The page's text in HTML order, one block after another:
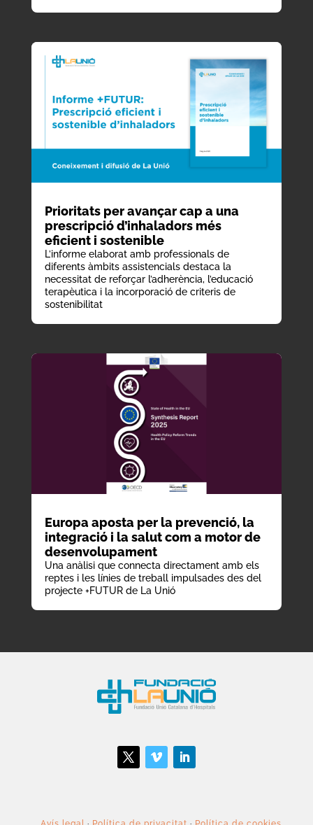
Prioritats per avançar cap a una
prescripció d’inhaladors més
eficient i sostenible
L’informe elaborat amb professionals de
diferents àmbits assistencials destaca la
necessitat de reforçar l’adherència, l’educació
terapèutica i la incorporació de criteris de
sostenibilitat
Europa aposta per la prevenció, la
integració i la salut com a motor de
desenvolupament
Una anàlisi que connecta directament amb els
reptes i les línies de treball impulsades des del
projecte +FUTUR de La Unió